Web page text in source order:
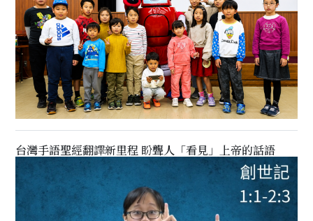
台灣手語聖經翻譯新里程 盼聾人「看見」上帝的話語